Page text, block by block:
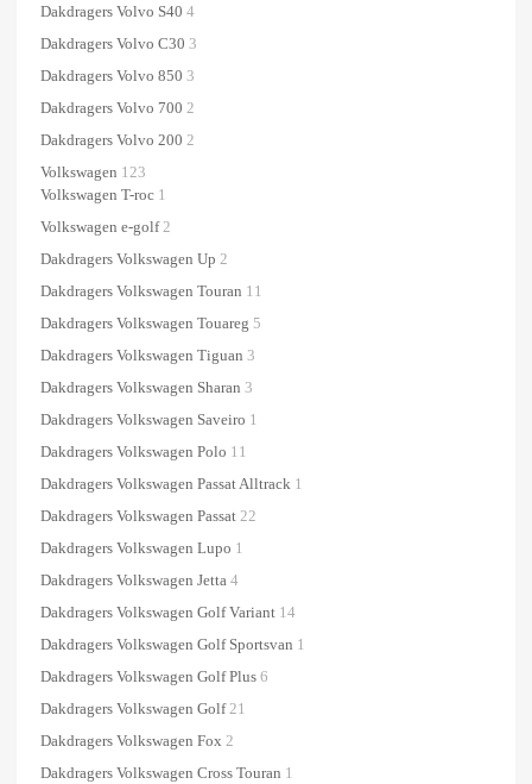
Dakdragers Volvo S40 4
Dakdragers Volvo C30 3
Dakdragers Volvo 850 3
Dakdragers Volvo 700 2
Dakdragers Volvo 200 2
Volkswagen 123
Volkswagen T-roc 1
Volkswagen e-golf 2
Dakdragers Volkswagen Up 2
Dakdragers Volkswagen Touran 11
Dakdragers Volkswagen Touareg 5
Dakdragers Volkswagen Tiguan 3
Dakdragers Volkswagen Sharan 3
Dakdragers Volkswagen Saveiro 1
Dakdragers Volkswagen Polo 11
Dakdragers Volkswagen Passat Alltrack 1
Dakdragers Volkswagen Passat 22
Dakdragers Volkswagen Lupo 1
Dakdragers Volkswagen Jetta 4
Dakdragers Volkswagen Golf Variant 14
Dakdragers Volkswagen Golf Sportsvan 1
Dakdragers Volkswagen Golf Plus 6
Dakdragers Volkswagen Golf 21
Dakdragers Volkswagen Fox 2
Dakdragers Volkswagen Cross Touran 1